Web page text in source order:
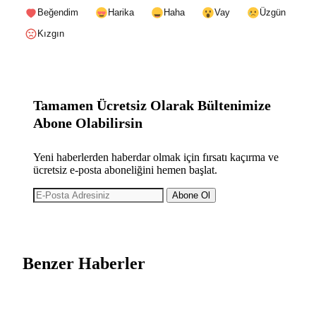
Beğendim Harika Haha Vay
Üzgün
Kızgın
Tamamen Ücretsiz Olarak Bültenimize
Abone Olabilirsin
Yeni haberlerden haberdar olmak için fırsatı kaçırma ve
ücretsiz e-posta aboneliğini hemen başlat.
Abone Ol
Benzer Haberler